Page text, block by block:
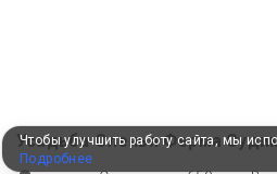
Усадьба Оленья Ферма
Чтобы улучшить работу сайта, мы
Подробнее